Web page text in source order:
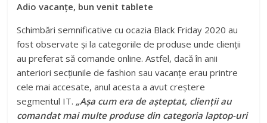
Adio vacanțe, bun venit tablete
Schimbări semnificative cu ocazia Black Friday 2020 au
fost observate și la categoriile de produse unde clienții
au preferat să comande online. Astfel, dacă în anii
anteriori secțiunile de fashion sau vacanțe erau printre
cele mai accesate, anul acesta a avut creștere
segmentul IT. „Așa cum era de așteptat, clienții au
comandat mai multe produse din categoria laptop-uri